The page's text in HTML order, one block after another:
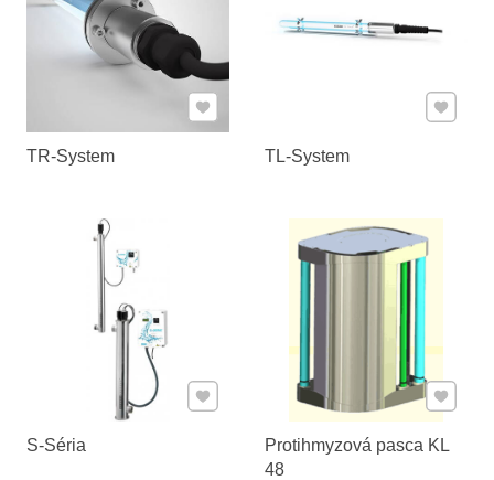
TR-System
Pridať k Obľúbeným
TL-System
Pridať
S-Séria
Pridať k Obľúbeným
Protihmyzová pasca KL
48
Pridať